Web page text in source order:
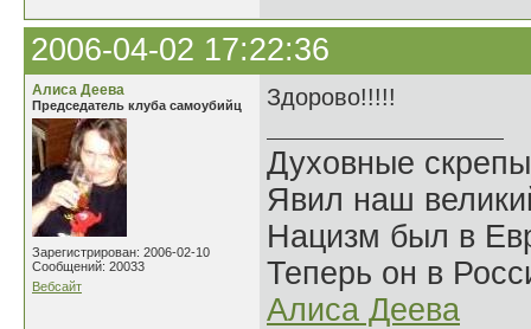
2006-04-02 17:22:36
Алиса Деева
Председатель клуба самоубийц
Зарегистрирован: 2006-02-10
Сообщений: 20033
Вебсайт
Здорово!!!!!
Духовные
Явил наш
Нацизм был в
Теперь он в
Алиса Деева